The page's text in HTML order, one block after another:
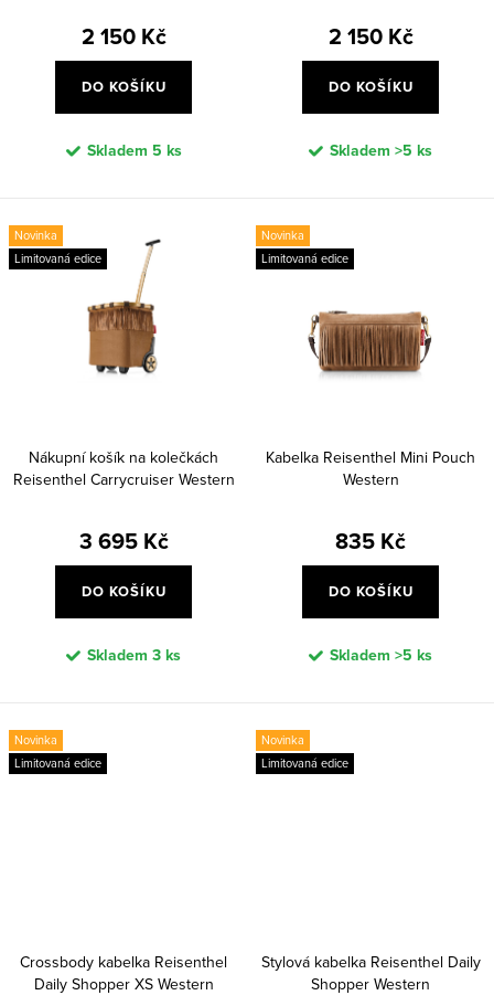
2 150 Kč
DO KOŠÍKU
Skladem 5 ks
2 150 Kč
DO KOŠÍKU
Skladem >5 ks
Novinka
Limitovaná edice
Nákupní košík na kolečkách
Reisenthel Carrycruiser Western
3 695 Kč
DO KOŠÍKU
Skladem 3 ks
Novinka
Limitovaná edice
Kabelka Reisenthel Mini Pouch
Western
835 Kč
DO KOŠÍKU
Skladem >5 ks
Novinka
Limitovaná edice
Crossbody kabelka Reisenthel
Daily Shopper XS Western
Novinka
Limitovaná edice
Stylová kabelka Reisenthel Daily
Shopper Western